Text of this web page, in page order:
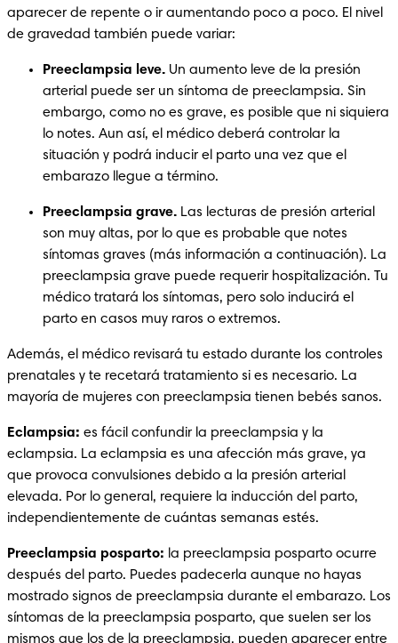
aparecer de repente o ir aumentando poco a poco. El nivel
de gravedad también puede variar:
Preeclampsia leve. Un aumento leve de la presión
arterial puede ser un síntoma de preeclampsia. Sin
embargo, como no es grave, es posible que ni siquiera
lo notes. Aun así, el médico deberá controlar la
situación y podrá inducir el parto una vez que el
embarazo llegue a término.
Preeclampsia grave. Las lecturas de presión arterial
son muy altas, por lo que es probable que notes
síntomas graves (más información a continuación). La
preeclampsia grave puede requerir hospitalización. Tu
médico tratará los síntomas, pero solo inducirá el
parto en casos muy raros o extremos.
Además, el médico revisará tu estado durante los controles
prenatales y te recetará tratamiento si es necesario. La
mayoría de mujeres con preeclampsia tienen bebés sanos.
Eclampsia: es fácil confundir la preeclampsia y la
eclampsia. La eclampsia es una afección más grave, ya
que provoca convulsiones debido a la presión arterial
elevada. Por lo general, requiere la inducción del parto,
independientemente de cuántas semanas estés.
Preeclampsia posparto: la preeclampsia posparto ocurre
después del parto. Puedes padecerla aunque no hayas
mostrado signos de preeclampsia durante el embarazo. Los
síntomas de la preeclampsia posparto, que suelen ser los
mismos que los de la preeclampsia, pueden aparecer entre